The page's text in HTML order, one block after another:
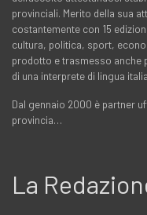
provinciali. Merito della sua
costantemente con 15
cultura, politica, sport,
prodotto e trasmesso anche
di una interprete di lingua
Dal gennaio 2000 è partner
provincia…
La